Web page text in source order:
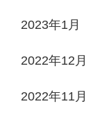
2023年1月
2022年12月
2022年11月